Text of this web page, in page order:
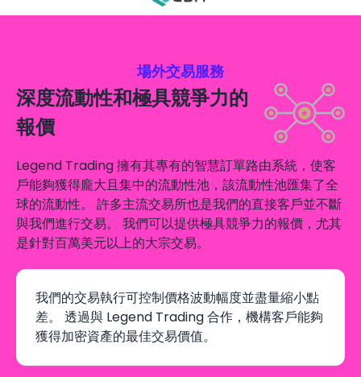
場外交易服務
深度流動性和極具競爭力的
報價
Legend Trading 擁有其專有的智慧訂單路由系統，使客
戶能夠獲得龐大且集中的流動性池，該流動性池匯集了全
球的流動性。 許多主流交易所也是我們的直接客戶並不斷
與我們進行交易。 我們可以提供極具競爭力的報價，尤其
是針對百萬美元以上的大宗交易。
我們的交易執行可控制價格波動幅度並盡量縮小點
差。 透過與 Legend Trading 合作，機構客戶能夠
獲得加密資產的最佳交易價值。